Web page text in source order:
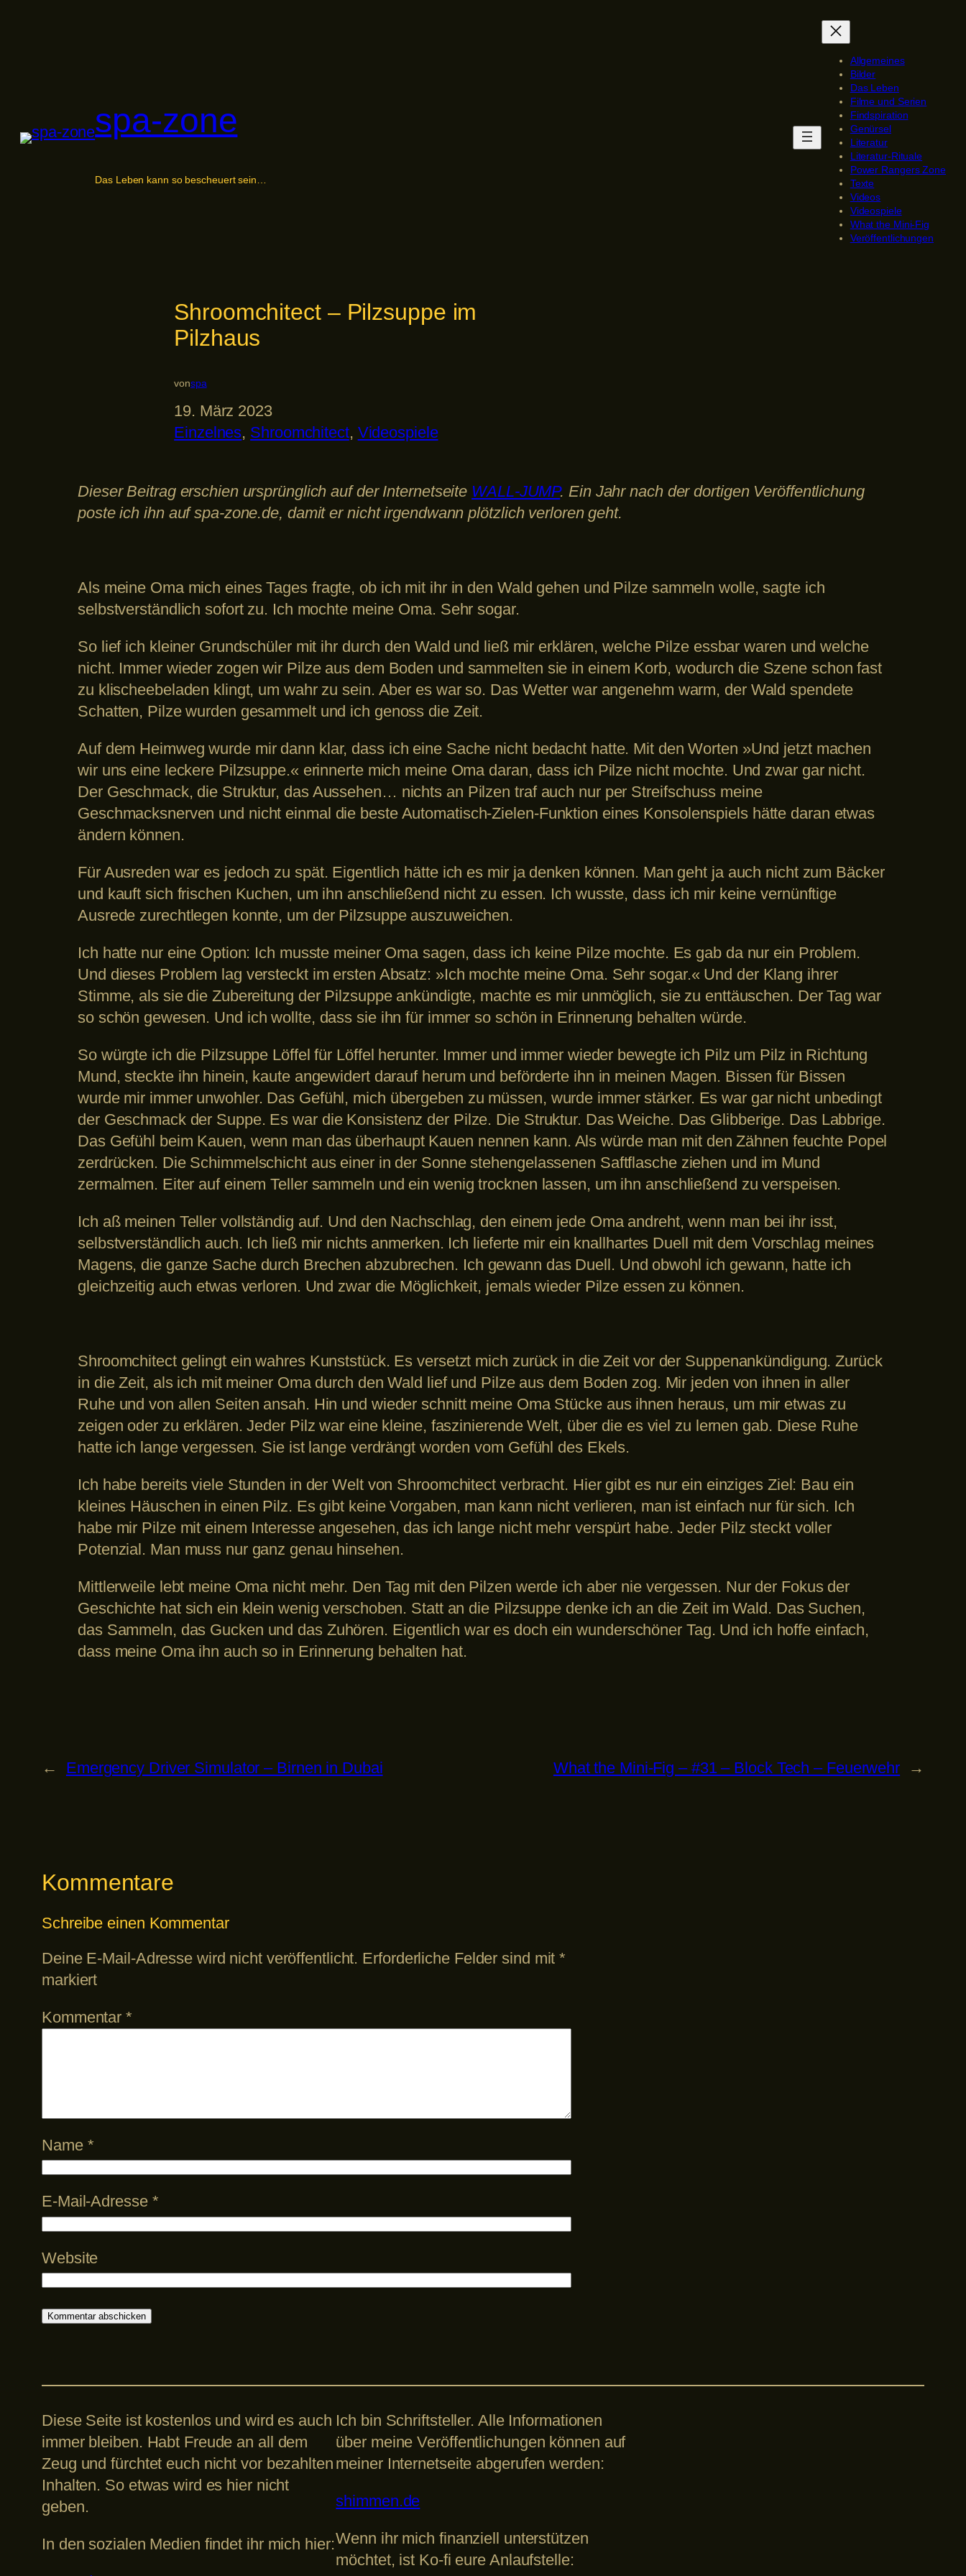
spa-zone
Das Leben kann so bescheuert sein…
Allgemeines
Bilder
Das Leben
Filme und Serien
Findspiration
Genürsel
Literatur
Literatur-Rituale
Power Rangers Zone
Texte
Videos
Videospiele
What the Mini-Fig
Veröffentlichungen
Shroomchitect – Pilzsuppe im
Pilzhaus
vonspa
19. März 2023
Einzelnes, Shroomchitect, Videospiele
Dieser Beitrag erschien ursprünglich auf der Internetseite WALL-JUMP. Ein Jahr nach der dortigen Veröffentlichung
poste ich ihn auf spa-zone.de, damit er nicht irgendwann plötzlich verloren geht.
Als meine Oma mich eines Tages fragte, ob ich mit ihr in den Wald gehen und Pilze sammeln wolle, sagte ich
selbstverständlich sofort zu. Ich mochte meine Oma. Sehr sogar.
So lief ich kleiner Grundschüler mit ihr durch den Wald und ließ mir erklären, welche Pilze essbar waren und welche
nicht. Immer wieder zogen wir Pilze aus dem Boden und sammelten sie in einem Korb, wodurch die Szene schon fast
zu klischeebeladen klingt, um wahr zu sein. Aber es war so. Das Wetter war angenehm warm, der Wald spendete
Schatten, Pilze wurden gesammelt und ich genoss die Zeit.
Auf dem Heimweg wurde mir dann klar, dass ich eine Sache nicht bedacht hatte. Mit den Worten »Und jetzt machen
wir uns eine leckere Pilzsuppe.« erinnerte mich meine Oma daran, dass ich Pilze nicht mochte. Und zwar gar nicht.
Der Geschmack, die Struktur, das Aussehen… nichts an Pilzen traf auch nur per Streifschuss meine
Geschmacksnerven und nicht einmal die beste Automatisch-Zielen-Funktion eines Konsolenspiels hätte daran etwas
ändern können.
Für Ausreden war es jedoch zu spät. Eigentlich hätte ich es mir ja denken können. Man geht ja auch nicht zum Bäcker
und kauft sich frischen Kuchen, um ihn anschließend nicht zu essen. Ich wusste, dass ich mir keine vernünftige
Ausrede zurechtlegen konnte, um der Pilzsuppe auszuweichen.
Ich hatte nur eine Option: Ich musste meiner Oma sagen, dass ich keine Pilze mochte. Es gab da nur ein Problem.
Und dieses Problem lag versteckt im ersten Absatz: »Ich mochte meine Oma. Sehr sogar.« Und der Klang ihrer
Stimme, als sie die Zubereitung der Pilzsuppe ankündigte, machte es mir unmöglich, sie zu enttäuschen. Der Tag war
so schön gewesen. Und ich wollte, dass sie ihn für immer so schön in Erinnerung behalten würde.
So würgte ich die Pilzsuppe Löffel für Löffel herunter. Immer und immer wieder bewegte ich Pilz um Pilz in Richtung
Mund, steckte ihn hinein, kaute angewidert darauf herum und beförderte ihn in meinen Magen. Bissen für Bissen
wurde mir immer unwohler. Das Gefühl, mich übergeben zu müssen, wurde immer stärker. Es war gar nicht unbedingt
der Geschmack der Suppe. Es war die Konsistenz der Pilze. Die Struktur. Das Weiche. Das Glibberige. Das Labbrige.
Das Gefühl beim Kauen, wenn man das überhaupt Kauen nennen kann. Als würde man mit den Zähnen feuchte Popel
zerdrücken. Die Schimmelschicht aus einer in der Sonne stehengelassenen Saftflasche ziehen und im Mund
zermalmen. Eiter auf einem Teller sammeln und ein wenig trocknen lassen, um ihn anschließend zu verspeisen.
Ich aß meinen Teller vollständig auf. Und den Nachschlag, den einem jede Oma andreht, wenn man bei ihr isst,
selbstverständlich auch. Ich ließ mir nichts anmerken. Ich lieferte mir ein knallhartes Duell mit dem Vorschlag meines
Magens, die ganze Sache durch Brechen abzubrechen. Ich gewann das Duell. Und obwohl ich gewann, hatte ich
gleichzeitig auch etwas verloren. Und zwar die Möglichkeit, jemals wieder Pilze essen zu können.
Shroomchitect gelingt ein wahres Kunststück. Es versetzt mich zurück in die Zeit vor der Suppenankündigung. Zurück
in die Zeit, als ich mit meiner Oma durch den Wald lief und Pilze aus dem Boden zog. Mir jeden von ihnen in aller
Ruhe und von allen Seiten ansah. Hin und wieder schnitt meine Oma Stücke aus ihnen heraus, um mir etwas zu
zeigen oder zu erklären. Jeder Pilz war eine kleine, faszinierende Welt, über die es viel zu lernen gab. Diese Ruhe
hatte ich lange vergessen. Sie ist lange verdrängt worden vom Gefühl des Ekels.
Ich habe bereits viele Stunden in der Welt von Shroomchitect verbracht. Hier gibt es nur ein einziges Ziel: Bau ein
kleines Häuschen in einen Pilz. Es gibt keine Vorgaben, man kann nicht verlieren, man ist einfach nur für sich. Ich
habe mir Pilze mit einem Interesse angesehen, das ich lange nicht mehr verspürt habe. Jeder Pilz steckt voller
Potenzial. Man muss nur ganz genau hinsehen.
Mittlerweile lebt meine Oma nicht mehr. Den Tag mit den Pilzen werde ich aber nie vergessen. Nur der Fokus der
Geschichte hat sich ein klein wenig verschoben. Statt an die Pilzsuppe denke ich an die Zeit im Wald. Das Suchen,
das Sammeln, das Gucken und das Zuhören. Eigentlich war es doch ein wunderschöner Tag. Und ich hoffe einfach,
dass meine Oma ihn auch so in Erinnerung behalten hat.
← Emergency Driver Simulator – Birnen in Dubai What the Mini-Fig – #31 – Block Tech – Feuerwehr →
Kommentare
Schreibe einen Kommentar
Deine E-Mail-Adresse wird nicht veröffentlicht. Erforderliche Felder sind mit*
markiert
Kommentar*
Name *
E-Mail-Adresse *
Website
Diese Seite ist kostenlos und wird es auch
immer bleiben. Habt Freude an all dem
Zeug und fürchtet euch nicht vor bezahlten
Inhalten. So etwas wird es hier nicht
geben.
In den sozialen Medien findet ihr mich hier:
Ich bin Schriftsteller. Alle Informationen
über meine Veröffentlichungen können auf
meiner Internetseite abgerufen werden:
shimmen.de
Wenn ihr mich finanziell unterstützen
möchtet, ist Ko-fi eure Anlaufstelle: